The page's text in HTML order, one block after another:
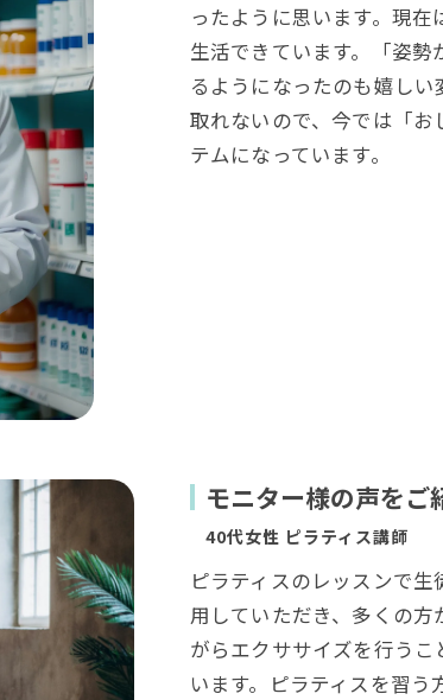
ったように思います。現
生活できています。「姿
るようになったのも嬉し
取れないので、今では「
テムになっています。
モニター様の声をご
40代女性 ピラティス講師
ピラティスのレッスンで
用していただき、多くの
がらエクササイズを行う
います。ピラティスを習